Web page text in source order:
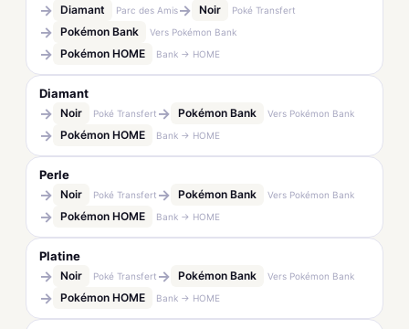
→ Diamant Parc des Amis→ Noir Poké Transfert
→ Pokémon Bank Vers Pokémon Bank
→ Pokémon HOME Bank → HOME
Diamant
→ Noir Poké Transfert → Pokémon Bank Vers Pokémon Bank
→ Pokémon HOME Bank → HOME
Perle
→ Noir Poké Transfert → Pokémon Bank Vers Pokémon Bank
→ Pokémon HOME Bank → HOME
Platine
→ Noir Poké Transfert → Pokémon Bank Vers Pokémon Bank
→ Pokémon HOME Bank → HOME